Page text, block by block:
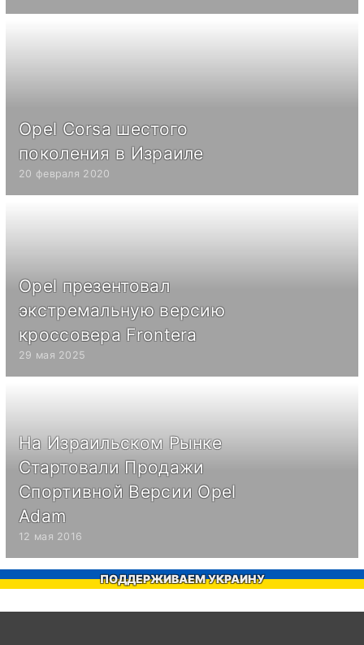
Opel Corsa шестого
поколения в Израиле
20 февраля 2020
Opel презентовал
экстремальную версию
кроссовера Frontera
29 мая 2025
На Израильском Рынке
Стартовали Продажи
Спортивной Версии Opel
Adam
12 мая 2016
ПОДДЕРЖИВАЕМ УКРАИНУ